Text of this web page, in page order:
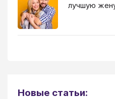
лучшую
Новые статьи: